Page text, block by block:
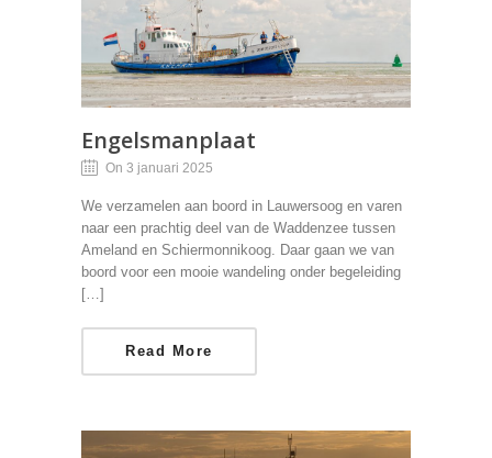
Engelsmanplaat
On 3 januari 2025
We verzamelen aan boord in Lauwersoog en varen
naar een prachtig deel van de Waddenzee tussen
Ameland en Schiermonnikoog. Daar gaan we van
boord voor een mooie wandeling onder begeleiding
[…]
Read More